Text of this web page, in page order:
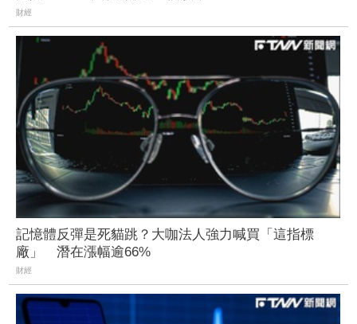
財經
記憶體反彈是死貓跳？大咖法人強力喊買「這指標
廠」 潛在漲幅逾66%
財經